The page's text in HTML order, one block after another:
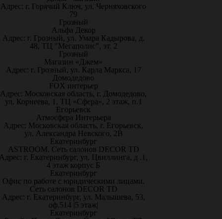
Адрес: г. Горячий Ключ, ул. Черняховского
79
Грозный
Альфа Декор
Адрес: г. Грозный, ул. Умара Кадырова, д.
48, ТЦ "Мегаполис", эт. 2
Грозный
Магазин «Джем»
Адрес: г. Грозный, ул. Карла Маркса, 17
Домодедово
FOX интерьер
Адрес: Московская область, г. Домодедово,
ул. Корнеева, 1, ТЦ «Сфера», 2 этаж, п.1
Егорьевск
Атмосфера Интерьера
Адрес: Московская область, г. Егорьевск,
ул. Александра Невского, 2В
Екатеринбург
ASTROOM. Сеть салонов DECOR TD
г. Екатеринбург, ул. Цвиллинга, д .1,
4 этаж корпус Б
Екатеринбург
Офис по работе с юридическими лицами.
Сеть салонов DECOR TD
Адрес: г. Екатеринбург, ул. Малышева, 53,
оф.514 |5 этаж|
Екатеринбург